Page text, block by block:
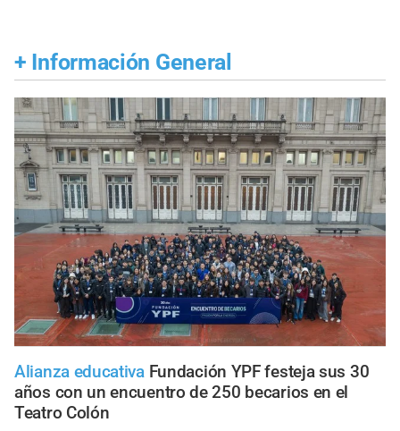
+ Información General
Alianza educativa Fundación YPF festeja sus 30
años con un encuentro de 250 becarios en el
Teatro Colón